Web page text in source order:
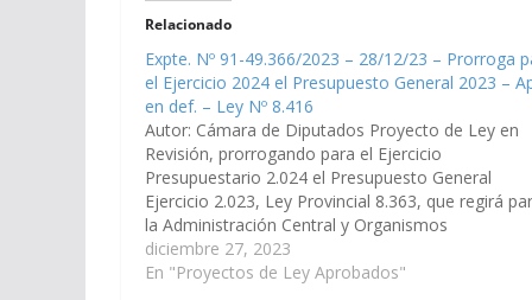
Relacionado
Expte. Nº 91-49.366/2023 – 28/12/23 – Prorroga
el Ejercicio 2024 el Presupuesto General 2023 –
en def. – Ley Nº 8.416
Autor: Cámara de Diputados Proyecto de Ley en
Revisión, prorrogando para el Ejercicio
Presupuestario 2.024 el Presupuesto General
Ejercicio 2.023, Ley Provincial 8.363, que regirá
la Administración Central y Organismos
Descentralizados que se consolidan
presupuestariamente, Organismos Autárquicos,
diciembre 27, 2023
En "Proyectos de Ley Aprobados"